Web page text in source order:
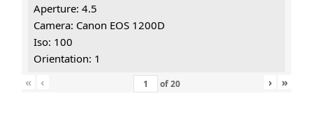
Aperture: 4.5
Camera: Canon EOS 1200D
Iso: 100
Orientation: 1
«
‹ of20 › »